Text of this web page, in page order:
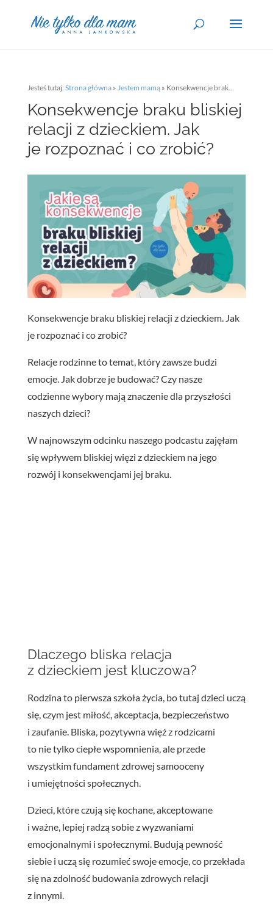
Jesteś tutaj: Strona główna» Jestem mamą» Konsekwencje braku bliskiej relacji z dzieckiem. Jak je rozpoznać i co zrobić?
Konsekwencje braku bliskiej
relacji z dzieckiem. Jak
je rozpoznać i co zrobić?
Konsekwencje braku bliskiej relacji z dzieckiem. Jak
je rozpoznać i co zrobić?
Relacje rodzinne to temat, który zawsze budzi
emocje. Jak dobrze je budować? Czy nasze
codzienne wybory mają znaczenie dla przyszłości
naszych dzieci?
W najnowszym odcinku naszego podcastu zajęłam
się wpływem bliskiej więzi z dzieckiem na jego
rozwój i konsekwencjami jej braku.
Dlaczego bliska relacja
z dzieckiem jest kluczowa?
Rodzina to pierwsza szkoła życia, bo tutaj dzieci uczą
się, czym jest miłość, akceptacja, bezpieczeństwo
i zaufanie. Bliska, pozytywna więź z rodzicami
to nie tylko ciepłe wspomnienia, ale przede
wszystkim fundament zdrowej samooceny
i umiejętności społecznych.
Dzieci, które czują się kochane, akceptowane
i ważne, lepiej radzą sobie z wyzwaniami
emocjonalnymi i społecznymi. Budują pewność
siebie i uczą się rozumieć swoje emocje, co przekłada
się na zdolność budowania zdrowych relacji
z innymi.